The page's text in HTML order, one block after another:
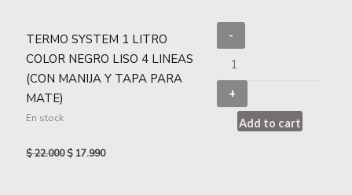
TERMO SYSTEM 1 LITRO
COLOR NEGRO LISO 4 LINEAS
(CON MANIJA Y TAPA PARA
MATE)
En stock
$22.000 $ 17.990
-
+
Add to cart